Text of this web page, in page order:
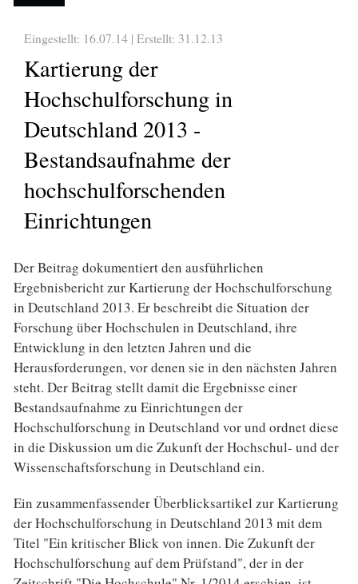
Eingestellt: 16.07.14 | Erstellt: 31.12.13
Kartierung der
Hochschulforschung in
Deutschland 2013 -
Bestandsaufnahme der
hochschulforschenden
Einrichtungen
Der Beitrag dokumentiert den ausführlichen
Ergebnisbericht zur Kartierung der Hochschulforschung
in Deutschland 2013. Er beschreibt die Situation der
Forschung über Hochschulen in Deutschland, ihre
Entwicklung in den letzten Jahren und die
Herausforderungen, vor denen sie in den nächsten Jahren
steht. Der Beitrag stellt damit die Ergebnisse einer
Bestandsaufnahme zu Einrichtungen der
Hochschulforschung in Deutschland vor und ordnet diese
in die Diskussion um die Zukunft der Hochschul- und der
Wissenschaftsforschung in Deutschland ein.
Ein zusammenfassender Überblicksartikel zur Kartierung
der Hochschulforschung in Deutschland 2013 mit dem
Titel "Ein kritischer Blick von innen. Die Zukunft der
Hochschulforschung auf dem Prüfstand", der in der